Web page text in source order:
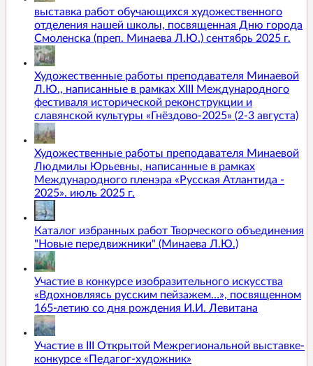
выставка работ обучающихся художественного
отделения нашей школы, посвященная Дню города
Смоленска (преп. Минаева Л.Ю.) сентябрь 2025 г.
Художественные работы преподавателя Минаевой
Л.Ю., написанные в рамках XIII Международного
фестиваля исторической реконструкции и
славянской культуры «Гнёздово-2025» (2-3 августа)
Художественные работы преподавателя Минаевой
Людмилы Юрьевны, написанные в рамках
Международного пленэра «Русская Атлантида -
2025». июль 2025 г.
Каталог избранных работ Творческого объединения
"Новые передвижники" (Минаева Л.Ю.)
Участие в конкурсе изобразительного искусства
«Вдохновляясь русским пейзажем…», посвященном
165-летию со дня рождения И.И. Левитана
Участие в III Открытой Межрегиональной выставке-
конкурсе «Педагог-художник»